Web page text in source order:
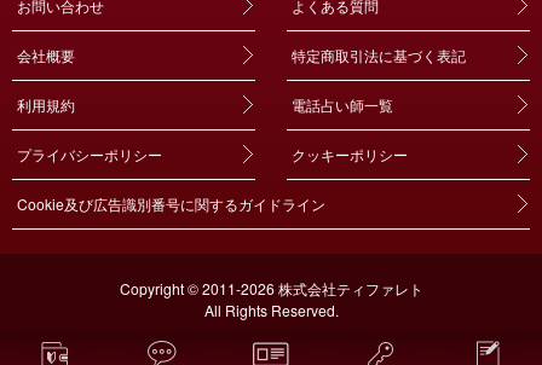
お問い合わせ よくある質問
会社概要 特定商取引法に基づく表記
利用規約 電話占い師一覧
プライバシーポリシー クッキーポリシー
Cookie及び広告識別番号に関するガイドライン
Copyright © 2011-2026 株式会社ティファレト
All Rights Reserved.